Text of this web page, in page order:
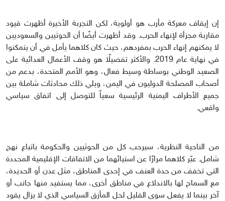
إن إيقاف معركة مأرب هو أولوية، لكن التجربة الأخيرة أظهرت قيود
مقاربة مجزأة لإنهاء الحرب. وقد أظهرت أيضًا أن الحوثيين والسعوديين
لا يمكنهم إنهاء الحرب بمفردهم، حيث كان كلاهما يأمل في أن يتمكنوا
في نهاية عام 2019. والأكثر تفضيلًا هو وقف الأعمال العدائية على
الصعيد الوطني بوساطة وسيط فعال، وهو الأمم المتحدة، بدعم من
أصحاب المصلحة الدوليون في اليمن، ويلي ذلك محادثات شاملة بين
جميع الأطراف اليمنية الرئيسية سعياً للتوصل إلى اتفاق سياسي
واقعي.
من الناحية النظرية، سيرحب كل من الحوثيين والحكومة باتباع نهج
شامل. عبّر كلاهما مرارًا عن استيائهما من الاتفاقات الإقليمية المحددة
التي تخفف من حدة العنف في إحدى المناطق، مثل عدن أو الحديدة،
مع السماح لها بالاندلاع في مناطق أخرى، مما يستفيد منها جانب أو
آخر بينما لا يفعل سوى القليل لحل المأزق السياسي الذي لا يزال يقود